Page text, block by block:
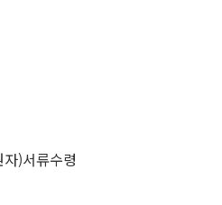
)서류수령